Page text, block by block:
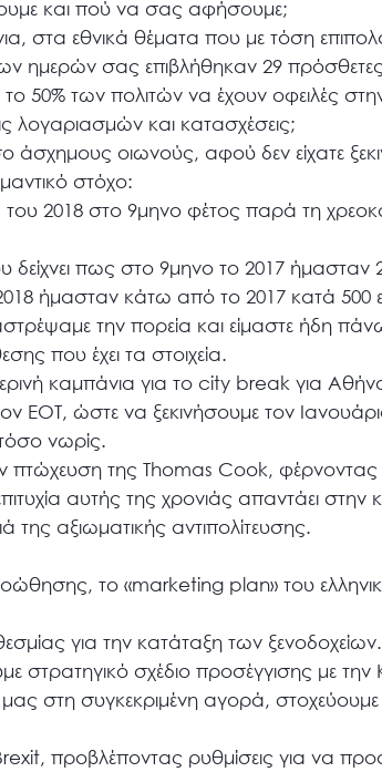
και πού να σας αφήσουμε;
στα εθνικά θέματα που με τόση
ημερών σας επιβλήθηκαν 29
50% των πολιτών να έχουν οφειλές
λογαριασμών και κατασχέσεις;
άσχημους οιωνούς, αφού δεν είχατε
στόχο:
2018 στο 9μηνο φέτος παρά τη
πως στο 9μηνο το 2017 ήμασταν
ήμασταν κάτω από το 2017 κατά 500
την πορεία και είμαστε ήδη
που έχει τα στοιχεία.
καμπάνια για το city break για
ΕΟΤ, ώστε να ξεκινήσουμε τον
νωρίς.
πτώχευση της Thomas Cook, φέρνοντας
αυτής της χρονιάς απαντάει στην
της αξιωματικής αντιπολίτευσης.
το «marketing plan» του
για την κατάταξη των ξενοδοχείων.
σχέδιο προσέγγισης με την
στη συγκεκριμένη αγορά,
προβλέποντας ρυθμίσεις για να